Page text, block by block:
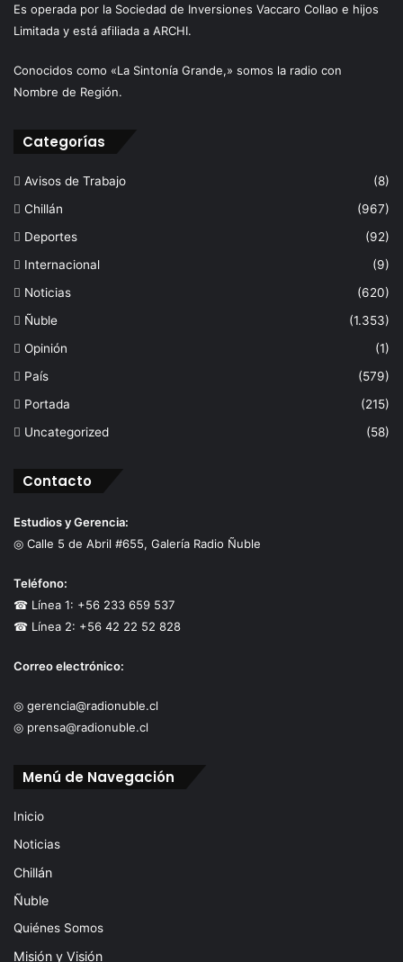
Es operada por la Sociedad de Inversiones Vaccaro Collao e hijos
Limitada y está afiliada a ARCHI.
Conocidos como «La Sintonía Grande,» somos la radio con
Nombre de Región.
Categorías
Avisos de Trabajo
(8)
Chillán
(967)
Deportes
(92)
Internacional
(9)
Noticias
(620)
Ñuble
(1.353)
Opinión
(1)
País
(579)
Portada
(215)
Uncategorized
(58)
Contacto
Estudios y Gerencia:
◎ Calle 5 de Abril #655, Galería Radio Ñuble
Teléfono:
☎ Línea 1: +56 233 659 537
☎ Línea 2: +56 42 22 52 828
Correo electrónico:
◎ gerencia@radionuble.cl
◎ prensa@radionuble.cl
Menú de Navegación
Inicio
Noticias
Chillán
Ñuble
Quiénes Somos
Misión y Visión